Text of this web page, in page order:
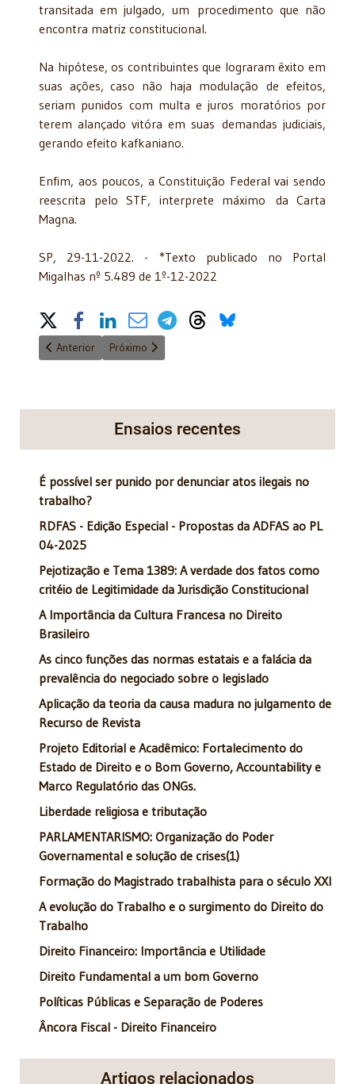
transitada em julgado, um procedimento que não
encontra matriz constitucional.
Na hipótese, os contribuintes que lograram êxito em
suas ações, caso não haja modulação de efeitos,
seriam punidos com multa e juros moratórios por
terem alançado vitóra em suas demandas judiciais,
gerando efeito kafkaniano.
Enfim, aos poucos, a Constituição Federal vai sendo
reescrita pelo STF, interprete máximo da Carta
Magna.
SP, 29-11-2022. - *Texto publicado no Portal
Migalhas nº 5.489 de 1º-12-2022
Share on Social Media
Artigo anterior: Educação ambiental e sustentabilidade
Anterior Próximo artigo: Emendas do Relator, um
Próximo
Ensaios recentes
É possível ser punido por denunciar atos ilegais no
trabalho?
RDFAS - Edição Especial - Propostas da ADFAS ao PL
04-2025
Pejotização e Tema 1389: A verdade dos fatos como
critéio de Legitimidade da Jurisdição Constitucional
A Importância da Cultura Francesa no Direito
Brasileiro
As cinco funções das normas estatais e a falácia da
prevalência do negociado sobre o legislado
Aplicação da teoria da causa madura no julgamento de
Recurso de Revista
Projeto Editorial e Acadêmico: Fortalecimento do
Estado de Direito e o Bom Governo, Accountability e
Marco Regulatório das ONGs.
Liberdade religiosa e tributação
PARLAMENTARISMO: Organização do Poder
Governamental e solução de crises(1)
Formação do Magistrado trabalhista para o século XXI
A evolução do Trabalho e o surgimento do Direito do
Trabalho
Direito Financeiro: Importância e Utilidade
Direito Fundamental a um bom Governo
Políticas Públicas e Separação de Poderes
Âncora Fiscal - Direito Financeiro
Artigos relacionados